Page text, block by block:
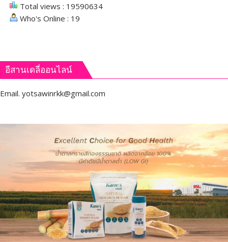
Total views : 19590634
Who's Online : 19
อีสานเดลี่ออนไลน์
Email. yotsawinrkk@gmail.com